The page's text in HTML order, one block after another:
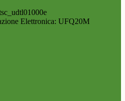
Elettronica: UFQ20M